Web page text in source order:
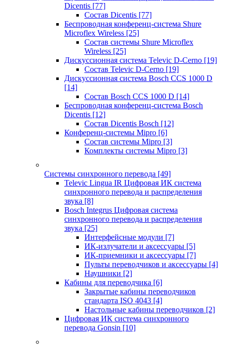
Dicentis [77]
Состав Dicentis [77]
Беспроводная конференц-система Shure
Microflex Wireless [25]
Состав системы Shure Microflex
Wireless [25]
Дискуссионная система Televic D-Cerno [19]
Состав Televic D-Cerno [19]
Дискуссионная система Bosch CCS 1000 D
[14]
Состав Bosch CCS 1000 D [14]
Беспроводная конференц-система Bosch
Dicentis [12]
Состав Dicentis Bosch [12]
Конференц-системы Mipro [6]
Состав системы Mipro [3]
Комплекты системы Mipro [3]
Системы синхронного перевода [49]
Televic Lingua IR Цифровая ИК система
синхронного перевода и распределения
звука [8]
Bosch Integrus Цифровая система
синхронного перевода и распределения
звука [25]
Интерфейсные модули [7]
ИК-излучатели и аксессуары [5]
ИК-приемники и аксессуары [7]
Пульты переводчиков и аксессуары [4]
Наушники [2]
Кабины для переводчика [6]
Закрытые кабины переводчиков
стандарта ISO 4043 [4]
Настольные кабины переводчиков [2]
Цифровая ИК система синхронного
перевода Gonsin [10]